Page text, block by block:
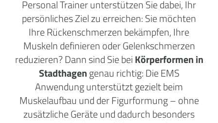
Personal Trainer unterstützen Sie dabei, Ihr
persönliches Ziel zu erreichen: Sie möchten
Ihre Rückenschmerzen bekämpfen, Ihre
Muskeln definieren oder Gelenkschmerzen
reduzieren? Dann sind Sie beiKörperformen in
Stadthagengenau richtig: Die EMS
Anwendung unterstützt gezielt beim
Muskelaufbau und der Figurformung – ohne
zusätzliche Geräte und dadurch besonders